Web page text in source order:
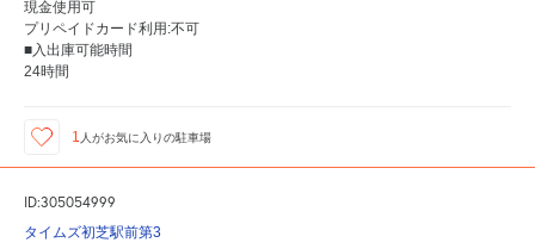
現金使用可
プリペイドカード利用:不可
■入出庫可能時間
24時間
1 人がお気に入りの駐車場
ID:305054999
タイムズ初芝駅前第3